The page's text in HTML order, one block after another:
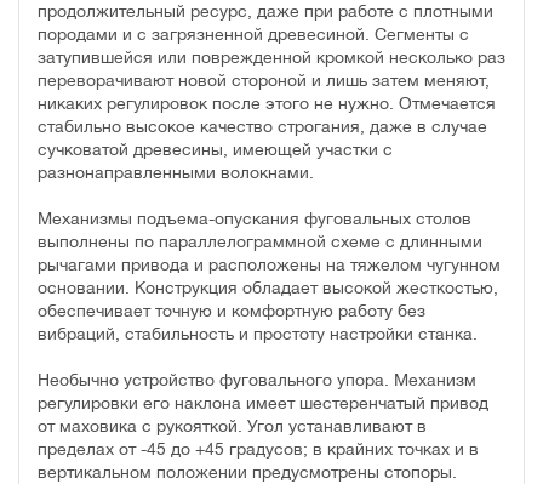
продолжительный ресурс, даже при работе с плотными
породами и с загрязненной древесиной. Сегменты с
затупившейся или поврежденной кромкой несколько раз
переворачивают новой стороной и лишь затем меняют,
никаких регулировок после этого не нужно. Отмечается
стабильно высокое качество строгания, даже в случае
сучковатой древесины, имеющей участки с
разнонаправленными волокнами.
Механизмы подъема-опускания фуговальных столов
выполнены по параллелограммной схеме с длинными
рычагами привода и расположены на тяжелом чугунном
основании. Конструкция обладает высокой жесткостью,
обеспечивает точную и комфортную работу без
вибраций, стабильность и простоту настройки станка.
Необычно устройство фуговального упора. Механизм
регулировки его наклона имеет шестеренчатый привод
от маховика с рукояткой. Угол устанавливают в
пределах от -45 до +45 градусов; в крайних точках и в
вертикальном положении предусмотрены стопоры.